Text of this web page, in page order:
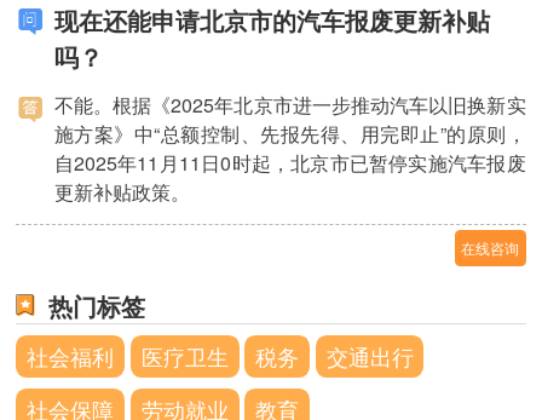
现在还能申请北京市的汽车报废更新补贴
吗？
不能。根据《2025年北京市进一步推动汽车以旧换新实
施方案》中“总额控制、先报先得、用完即止”的原则，
自2025年11月11日0时起，北京市已暂停实施汽车报废
更新补贴政策。
在线咨询
热门标签
社会福利 医疗卫生 税务
交通出行
社会保障
劳动就业 教育